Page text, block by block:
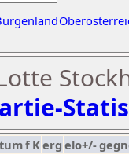
f Kerg elo+/-